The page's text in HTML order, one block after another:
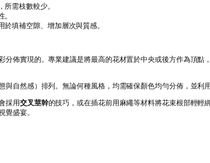
需枝數較少。
於填補空隙、增加層次與質感。
佈實現的。專業建議是將最高的花材置於中央或後方作為頂
自然感）排列。無論何種風格，均需確保顏色均勻分佈，並利
採用交叉莖幹的技巧，或在插花前用麻繩等材料將花束根部輕輕
盛宴。